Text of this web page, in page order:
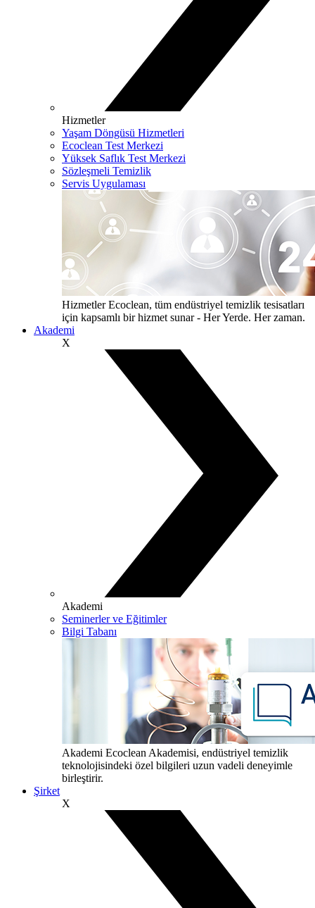
Hizmetler
Yaşam Döngüsü Hizmetleri
Ecoclean Test Merkezi
Yüksek Saflık Test Merkezi
Sözleşmeli Temizlik
Servis Uygulaması
HizmetlerEcoclean, tüm endüstriyel temizlik tesisatları
için kapsamlı bir hizmet sunar - Her Yerde. Her zaman.
Akademi
X
Akademi
Seminerler ve Eğitimler
Bilgi Tabanı
Akademi Ecoclean Akademisi, endüstriyel temizlik
teknolojisindeki özel bilgileri uzun vadeli deneyimle
birleştirir.
Şirket
X